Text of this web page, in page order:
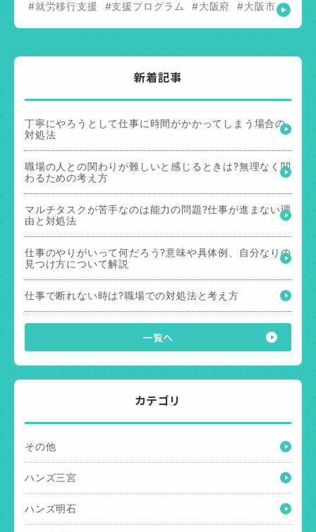
#就労移行支援 #支援プログラム #大阪府 #大阪市
新着記事
丁寧にやろうとして仕事に時間がかかってしまう場合の
対処法
職場の人との関わりが難しいと感じるときは?無理なく関
わるための考え方
マルチタスクが苦手なのは能力の問題?仕事が進まない理
由と対処法
仕事のやりがいって何だろう?意味や具体例、自分なりの
見つけ方について解説
仕事で断れない時は?職場での対処法と考え方
一覧へ
カテゴリ
その他
ハンズ三宮
ハンズ明石